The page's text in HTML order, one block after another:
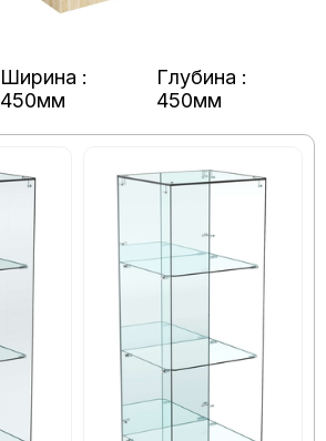
Ширина :
450мм
Глубина :
450мм